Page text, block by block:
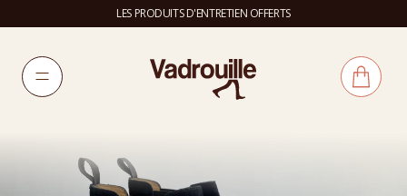
LES PRODUITS D'ENTRETIEN OFFERTS